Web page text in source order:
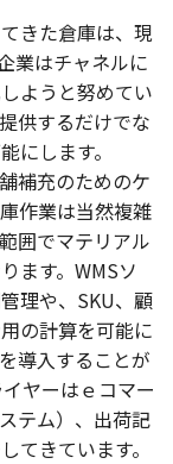
きた倉庫は、現
業はチャネルに
ようと努めてい
供するだけでな
にします。
補充のためのケ
作業は当然複雑
囲でマテリアル
ます。WMSソ
理や、SKU、顧
の計算を可能に
導入することが
ヤーはｅコマー
テム）、出荷記
てきています。